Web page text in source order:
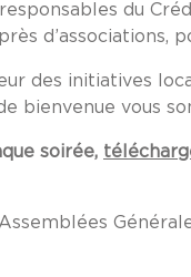
du
d’associations,
des initiatives
bienvenue vous
soirée,